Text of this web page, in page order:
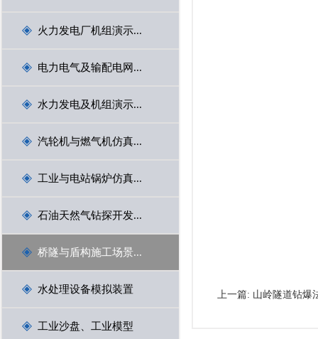
火力发电厂机组演示...
电力电气及输配电网...
水力发电及机组演示...
汽轮机与燃气机仿真...
工业与电站锅炉仿真...
石油天然气钻探开发...
桥隧与盾构施工场景...
水处理设备模拟装置
工业沙盘、工业模型
上一篇: 山岭隧道钻爆